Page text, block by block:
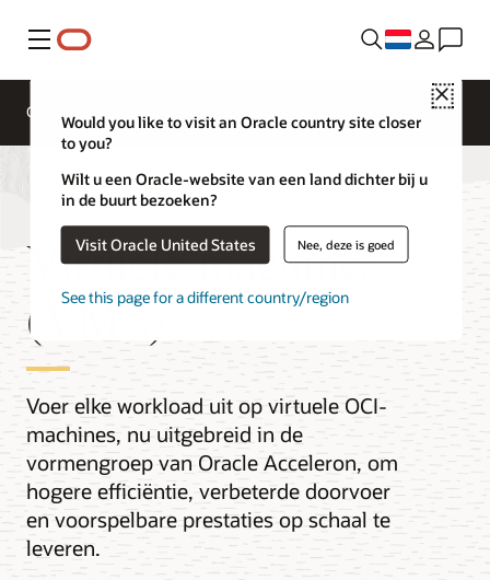
Menu
Close
Would you like to visit an Oracle country site closer
to you?
Wilt u een Oracle-website van een land dichter bij u
in de buurt bezoeken?
Visit Oracle United States Nee, deze is goed
See this page for a different country/region
Overzicht
Virtuele machines
(VM's)
Voer elke workload uit op virtuele OCI-
machines, nu uitgebreid in de
vormengroep van Oracle Acceleron, om
hogere efficiëntie, verbeterde doorvoer
en voorspelbare prestaties op schaal te
leveren.